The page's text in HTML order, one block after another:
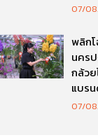
07/
พลิก
นคร
กล้ว
แบร
07/